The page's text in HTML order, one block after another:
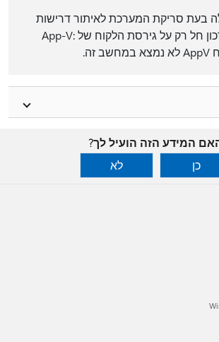
בעת סריקת המערכת לאיתור דרישות
מוקדמות. העדכון חל רק על גירסת הלקוח של App-V:
המידע הזה הועיל לך?
כן
לא